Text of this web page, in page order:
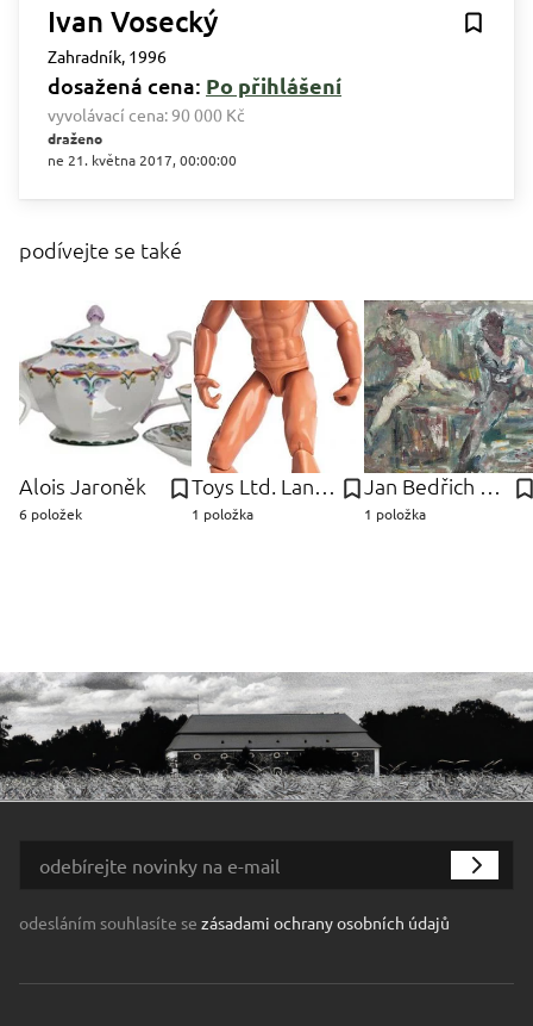
Ivan Vosecký
Zahradník, 1996
dosažená cena: Po přihlášení
vyvolávací cena:90 000 Kč
draženo
ne 21. května 2017, 00:00:00
podívejte se také
Alois Jaroněk
6 položek
Toys Ltd. Lanard
1 položka
Jan Bedřich Plaček
1 položka
odesláním souhlasíte se zásadami ochrany osobních údajů